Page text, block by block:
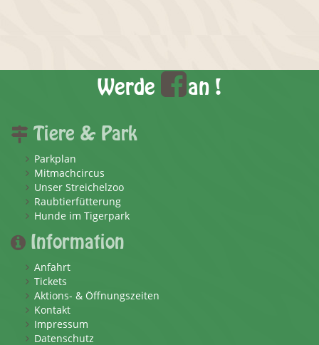
Werde an !
Tiere & Park
Parkplan
Mitmachcircus
Unser Streichelzoo
Raubtierfütterung
Hunde im Tigerpark
Information
Anfahrt
Tickets
Aktions- & Öffnungszeiten
Kontakt
Impressum
Datenschutz